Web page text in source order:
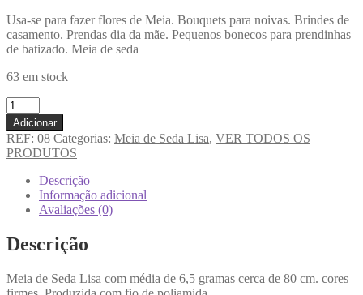
Usa-se para fazer flores de Meia. Bouquets para noivas. Brindes de
casamento. Prendas dia da mãe. Pequenos bonecos para prendinhas
de batizado. Meia de seda
63 em stock
Adicionar
REF: 08 Categorias: Meia de Seda Lisa, VER TODOS OS
PRODUTOS
Descrição
Informação adicional
Avaliações (0)
Descrição
Meia de Seda Lisa com média de 6,5 gramas cerca de 80 cm. cores